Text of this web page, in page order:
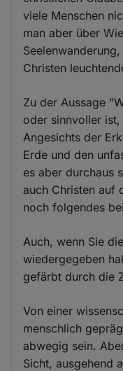
viele Menschen
man aber über
Christen
Zu der Aussage
oder sinnvoller
Angesichts der
Erde und den
es aber durchaus
auch Christen auf
noch folgendes
Auch, wenn Sie
wiedergegeben
gefärbt durch die
Von einer
menschlich
abwegig sein.
Sicht, ausgehend